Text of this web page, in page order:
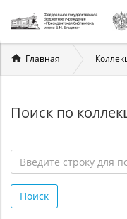
Вы
здесь
Главная
Поиск по
строку
для
Поиск